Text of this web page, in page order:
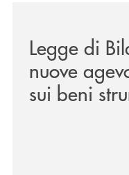
Legge di
nuove
sui beni